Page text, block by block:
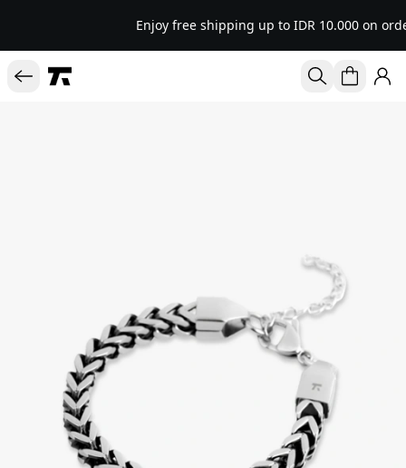
Enjoy free shipping up to IDR 10.000 on